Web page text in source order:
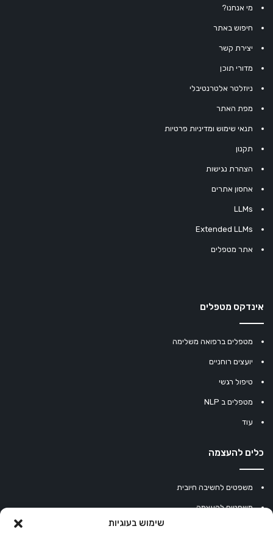
שימוש בעוגיות
מי אנחנו?
חיפוש באתר
יצירת קשר
מדורי תוכן
ניוזלטר אלטרנטיבלי
מפת האתר
תנאי שימוש ומדיניות פרטיות
תקנון
הצהרת נגישות
אחסון אתרים
LLMs
Extended LLMs
אתר מטפלים
אינדקס מטפלים
מטפלים ברפואה משלימה
יועצים רוחניים
טיפול רגשי
מטפלים ב NLP
עוד
כלים להעצמה
משפטים לחשיבה חיובית
משפטים להעצמה